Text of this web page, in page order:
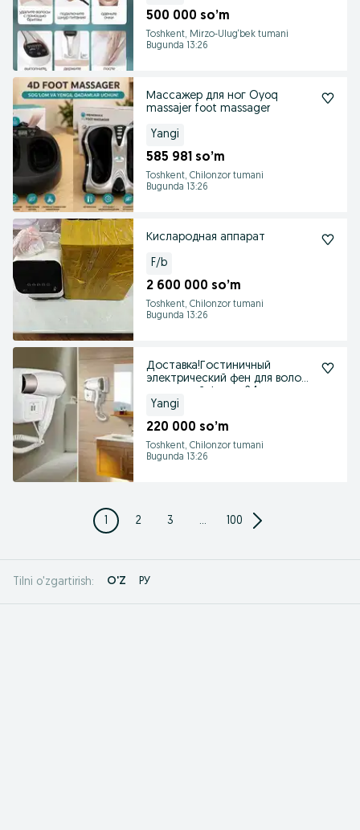
500 000 so’m
Toshkent, Mirzo-Ulug‘bek tumani
Bugunda 13:26
Массажер для ног Oyoq
massajer foot massager
Yangi
585 981 so’m
Toshkent, Chilonzor tumani
Bugunda 13:26
Кислародная аппарат
F/b
2 600 000 so’m
Toshkent, Chilonzor tumani
Bugunda 13:26
Доставка!Гостиничный
электрический фен для волос
Yangi
220 000 so’m
Toshkent, Chilonzor tumani
Bugunda 13:26
1 2 3 ... 100
Tilni o'zgartirish: O'Z РУ